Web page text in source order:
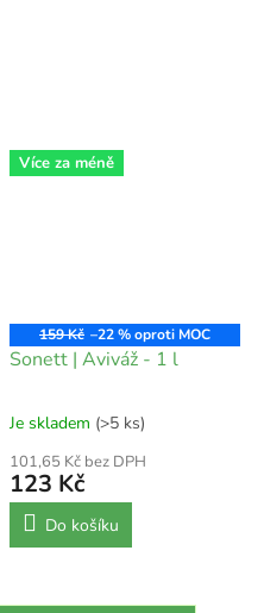
Více za méně
159 Kč –22 %
Sonett | Aviváž - 1 l
Je skladem (>5 ks)
101,65 Kč bez DPH
123 Kč
Do košíku